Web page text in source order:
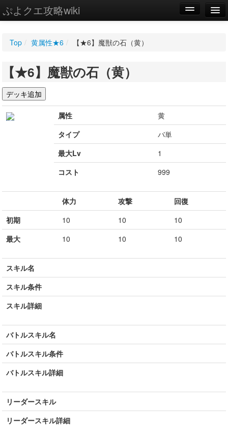
ぷよクエ攻略wiki
WIKI
設定
Top / 黄属性★6 / 【★6】魔獣の石（黄）
【★6】魔獣の石（黄）
属性
黄
タイプ
バ単
最大Lv
1
コスト
999
体力 攻撃
回復
初期
10 10
10
最大
10 10 10
スキル名
スキル条件
スキル詳細
バトルスキル名
バトルスキル条件
バトルスキル詳細
リーダースキル
リーダースキル詳細